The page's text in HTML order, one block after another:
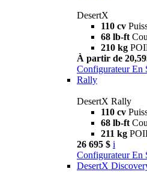
DesertX
110 cv
68 lb-ft
210 kg
À partir de
Configurateur En
Rally
DesertX Rally
110 cv
68 lb-ft
211 kg
26 695 $ i
Configurateur En
DesertX